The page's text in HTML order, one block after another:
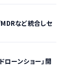
など統合しセ
ローンショー」開